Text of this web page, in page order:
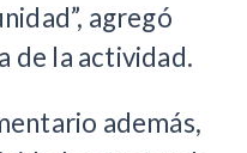
agregó
de la actividad.
además,